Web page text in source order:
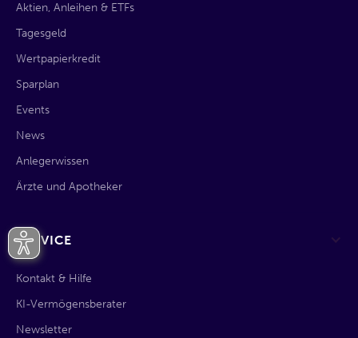
Aktien, Anleihen & ETFs
Tagesgeld
Wertpapierkredit
Sparplan
Events
News
Anlegerwissen
Ärzte und Apotheker
SERVICE
Kontakt & Hilfe
KI-Vermögensberater
Newsletter